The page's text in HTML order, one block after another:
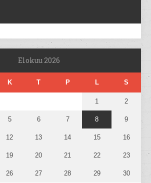
Elokuu 2026
K T P L S
1 2
5 6 7 8 9
12 13 14 15 16
19 20 21 22 23
26 27 28 29 30